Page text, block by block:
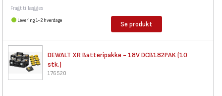
Fragt tillægges
Levering 1-2 hverdage Se produkt
DEWALT XR Batteripakke - 18VDCB182PAK (10
stk.)
176520